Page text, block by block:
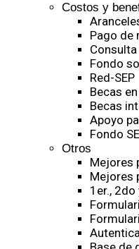
Costos y
Pago de
Fondo
Red-SEP
Becas
Becas
Apoyo
Fondo
Otros
Mejores
Mejores
1er.,